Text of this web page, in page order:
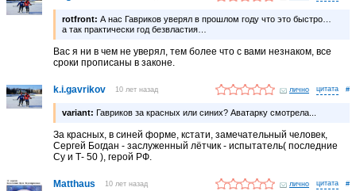
rotfront: А нас Гавриков уверял в прошлом году что это быстро…
а так практически год безвластия…
Вас я ни в чем не уверял, тем более что с вами незнаком, все
сроки прописаны в законе.
k.i.gavrikov 10 лет назад лично #
variant: Гавриков за красных или синих? Аватарку смотрела...
За красных, в синей форме, кстати, замечательный человек,
Сергей Богдан - заслуженный лётчик - испытатель( последние
Су и Т- 50 ), герой РФ.
Matthaus 10 лет назад лично #